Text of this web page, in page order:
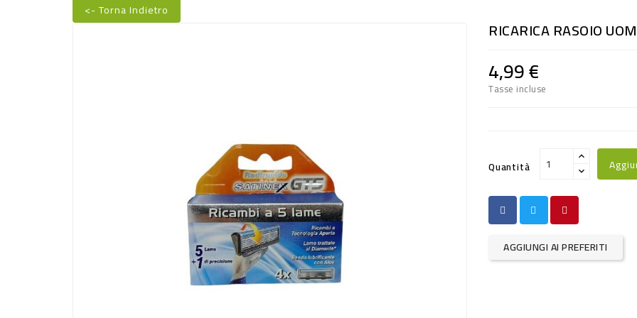
<- Torna Indietro
RICARICA RASOIO
4,99 €
Tasse incluse
Quantità
AGGIUNGI AI PREFERITI